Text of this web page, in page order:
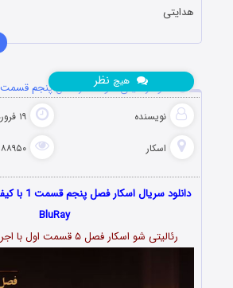
هدایتی
دانلود رئالیتی شو اسکار فصل پنجم قسمت 1
نویسنده ۱۹ فروردین ۱۴۰۳
اسکار ۸۸۹۵۰ بازدید
هیچ نظر
BluRay
رئالیتی شو اسکار فصل ۵ قسمت اول با اجرای مهران مدیری